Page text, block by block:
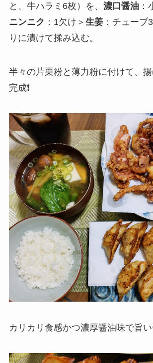
と、牛ハラミ6枚）を、 濃口醤油：
ニンニク ：1欠け＞ 生姜：チューブ
りに漬けて揉み込む。
半々の片栗粉と薄力粉に付けて、
完成❗
カリカリ食感かつ濃厚醤油味で旨